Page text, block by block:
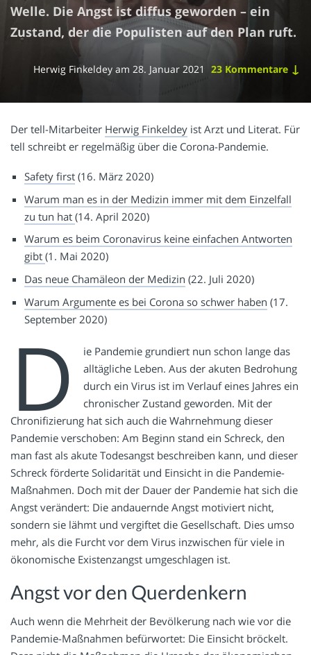
Welle. Die Angst ist diffus geworden – ein
Zustand, der die Populisten auf den Plan ruft.
Herwig Finkeldey am 28. Januar 2021 23 Kommentare ↓
Der tell-Mitarbeiter Herwig Finkeldey ist Arzt und Literat. Für
tell schreibt er regelmäßig über die Corona-Pandemie.
Safety first (16. März 2020)
Warum man es in der Medizin immer mit dem Einzelfall
zu tun hat (14. April 2020)
Warum es beim Coronavirus keine einfachen Antworten
gibt (1. Mai 2020)
Das neue Chamäleon der Medizin (22. Juli 2020)
Warum Argumente es bei Corona so schwer haben (17.
September 2020)
D
ie Pandemie grundiert nun schon lange das
alltägliche Leben. Aus der akuten Bedrohung
durch ein Virus ist im Verlauf eines Jahres ein
chronischer Zustand geworden. Mit der
Chronifizierung hat sich auch die Wahrnehmung dieser
Pandemie verschoben: Am Beginn stand ein Schreck, den
man fast als akute Todesangst beschreiben kann, und dieser
Schreck förderte Solidarität und Einsicht in die Pandemie-
Maßnahmen. Doch mit der Dauer der Pandemie hat sich die
Angst verändert: Die andauernde Angst motiviert nicht,
sondern sie lähmt und vergiftet die Gesellschaft. Dies umso
mehr, als die Furcht vor dem Virus inzwischen für viele in
ökonomische Existenzangst umgeschlagen ist.
Angst vor den Querdenkern
Auch wenn die Mehrheit der Bevölkerung nach wie vor die
Pandemie-Maßnahmen befürwortet: Die Einsicht bröckelt.